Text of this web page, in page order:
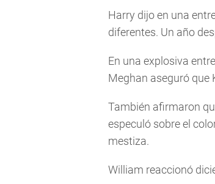
Harry dijo en una
diferentes. Un año
En una explosiva
Meghan aseguró que
También afirmaron
especuló sobre el
mestiza.
William reaccionó